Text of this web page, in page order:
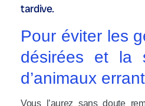
tardive.
Pour éviter les
désirées et la
d’animaux
Vous l’aurez sans doute